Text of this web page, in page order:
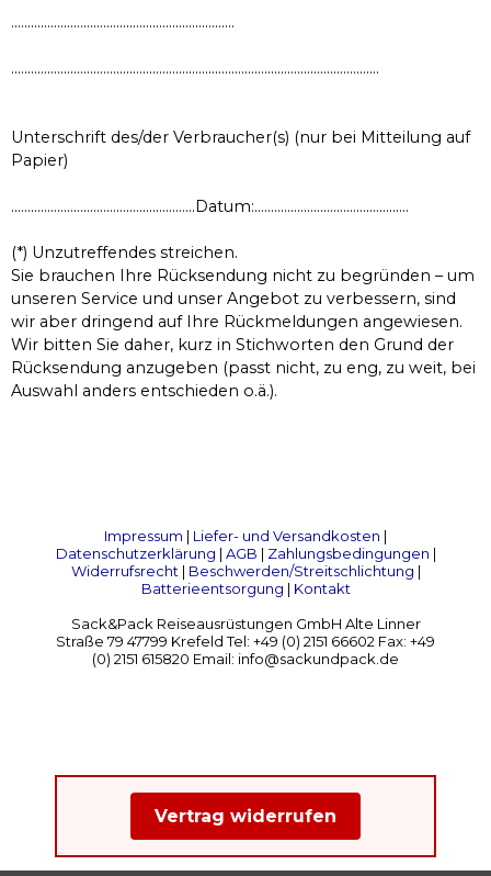
…………………………………………………………..
………………………………………………………………………………………………….
Unterschrift des/der Verbraucher(s) (nur bei Mitteilung auf
Papier)
………………………………………………..Datum:………………………………………..
(*) Unzutreffendes streichen.
Sie brauchen Ihre Rücksendung nicht zu begründen – um
unseren Service und unser Angebot zu verbessern, sind
wir aber dringend auf Ihre Rückmeldungen angewiesen.
Wir bitten Sie daher, kurz in Stichworten den Grund der
Rücksendung anzugeben (passt nicht, zu eng, zu weit, bei
Auswahl anders entschieden o.ä.).
Impressum | Liefer- und Versandkosten |
Datenschutzerklärung | AGB | Zahlungsbedingungen |
Widerrufsrecht| Beschwerden/Streitschlichtung |
Batterieentsorgung | Kontakt
Sack&Pack Reiseausrüstungen GmbH Alte Linner
Straße 79 47799 Krefeld Tel: +49 (0) 2151 66602 Fax: +49
(0) 2151 615820 Email: info@sackundpack.de
Vertrag widerrufen